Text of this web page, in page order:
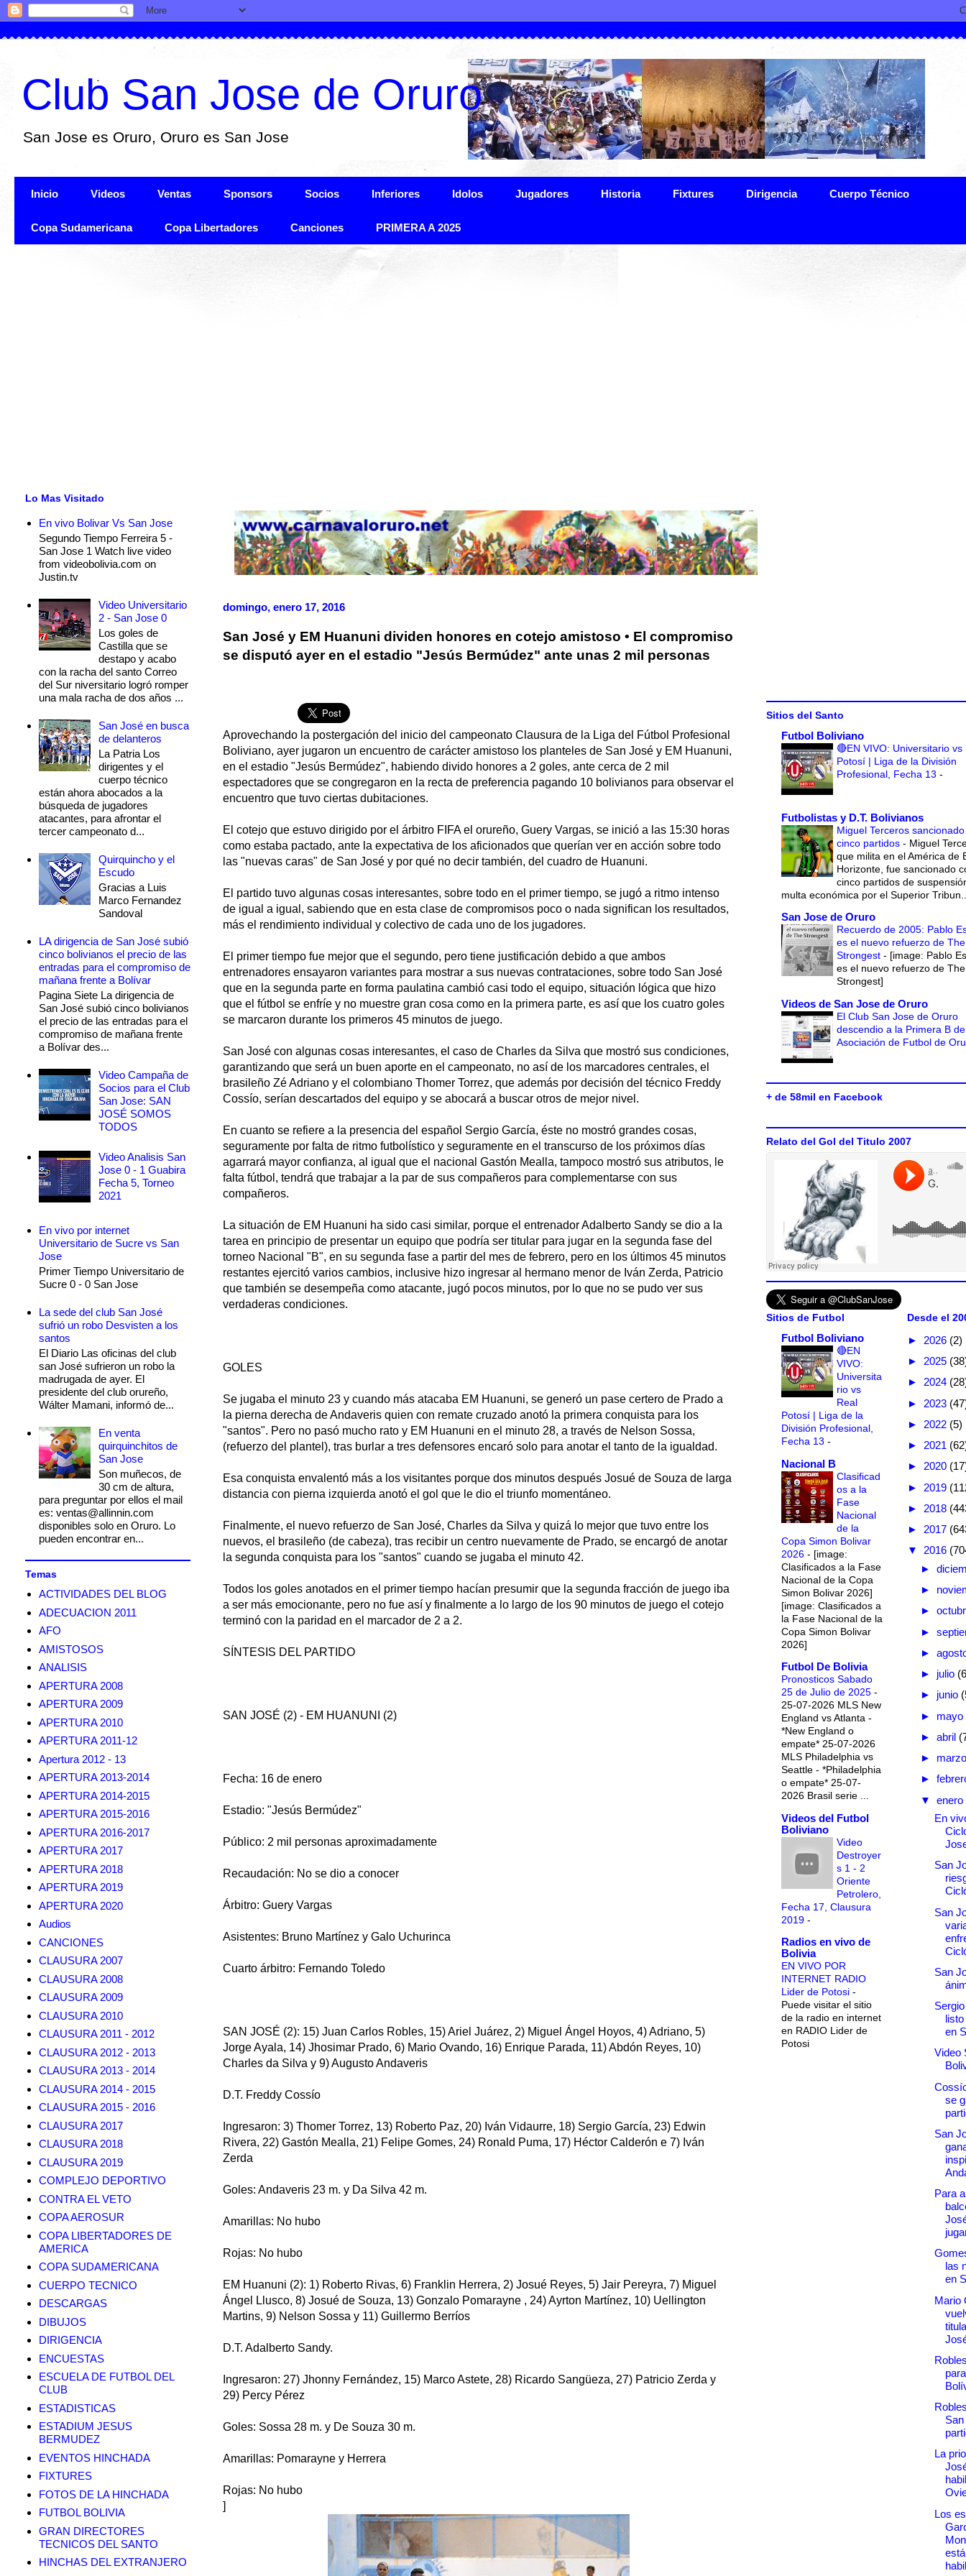
Club San Jose de Oruro
San Jose es Oruro, Oruro es San Jose
Inicio Videos Ventas Sponsors Socios Inferiores Idolos Jugadores Historia Fixtures Dirigencia Cuerpo Técnico
Copa Sudamericana Copa Libertadores Canciones PRIMERA A 2025
domingo, enero 17, 2016
San José y EM Huanuni dividen honores en cotejo amistoso • El compromiso
se disputó ayer en el estadio "Jesús Bermúdez" ante unas 2 mil personas
Aprovechando la postergación del inicio del campeonato Clausura de la Liga del Fútbol Profesional
Boliviano, ayer jugaron un encuentro de carácter amistoso los planteles de San José y EM Huanuni,
en el estadio "Jesús Bermúdez", habiendo divido honores a 2 goles, ante cerca de 2 mil
espectadores que se congregaron en la recta de preferencia pagando 10 bolivianos para observar el
encuentro que tuvo ciertas dubitaciones.
El cotejo que estuvo dirigido por el árbitro FIFA el orureño, Guery Vargas, se inició a las 15:30 horas
como estaba pactado, ante la expectativa de los aficionados que querían ver en acción sobre todo
las "nuevas caras" de San José y por qué no decir también, del cuadro de Huanuni.
El partido tuvo algunas cosas interesantes, sobre todo en el primer tiempo, se jugó a ritmo intenso
de igual a igual, sabiendo que en esta clase de compromisos poco o nada significan los resultados,
más el rendimiento individual y colectivo de cada uno de los jugadores.
El primer tiempo fue mejor que el segundo, pero tiene justificación debido a que ambos
entrenadores ensayaron variantes para mostrar a sus nuevas contrataciones, sobre todo San José
que en la segunda parte en forma paulatina cambió casi todo el equipo, situación lógica que hizo
que el fútbol se enfríe y no muestre gran cosa como en la primera parte, es así que los cuatro goles
se marcaron durante los primeros 45 minutos de juego.
San José con algunas cosas interesantes, el caso de Charles da Silva que mostró sus condiciones,
garantizando que será un buen aporte en el campeonato, no así de los marcadores centrales, el
brasileño Zé Adriano y el colombiano Thomer Torrez, que además por decisión del técnico Freddy
Cossío, serían descartados del equipo y se abocará a buscar otros de mejor nivel.
En cuanto se refiere a la presencia del español Sergio García, éste no mostró grandes cosas,
seguramente por falta de ritmo futbolístico y seguramente en el transcurso de los próximos días
agarrará mayor confianza, al igual que el nacional Gastón Mealla, tampoco mostró sus atributos, le
falta fútbol, tendrá que trabajar a la par de sus compañeros para complementarse con sus
compañeros.
La situación de EM Huanuni ha sido casi similar, porque el entrenador Adalberto Sandy se dio a la
tarea en principio de presentar un equipo que podría ser titular para jugar en la segunda fase del
torneo Nacional "B", en su segunda fase a partir del mes de febrero, pero en los últimos 45 minutos
restantes ejercitó varios cambios, inclusive hizo ingresar al hermano menor de Iván Zerda, Patricio
que también se desempeña como atacante, jugó pocos minutos, por lo que no se pudo ver sus
verdaderas condiciones.
GOLES
Se jugaba el minuto 23 y cuando más atacaba EM Huanuni, se generó un pase certero de Prado a
la pierna derecha de Andaveris quien con remate cruzado anotó la primera conquista para los
"santos". Pero no pasó mucho rato y EM Huanuni en el minuto 28, a través de Nelson Sossa,
(refuerzo del plantel), tras burlar a tres defensores encaró solo para anotar el tanto de la igualdad.
Esa conquista envalentó más a los visitantes porque dos minutos después Josué de Souza de larga
distancia con pierna izquierda anotó el gol que le dio el triunfo momentáneo.
Finalmente, el nuevo refuerzo de San José, Charles da Silva y quizá lo mejor que tuvo entre los
nuevos, el brasileño (de cabeza), tras recibir un centro nuevamente de Prado, se encargó de anotar
la segunda conquista para los "santos" cuando se jugaba el minuto 42.
Todos los goles anotados en el primer tiempo hacían presumir que la segunda fracción de juego iba
a ser más emocionante, pero no fue así y finalmente a lo largo de los 90 minutos de juego el cotejo
terminó con la paridad en el marcador de 2 a 2.
SÍNTESIS DEL PARTIDO
SAN JOSÉ (2) - EM HUANUNI (2)
Fecha: 16 de enero
Estadio: "Jesús Bermúdez"
Público: 2 mil personas aproximadamente
Recaudación: No se dio a conocer
Árbitro: Guery Vargas
Asistentes: Bruno Martínez y Galo Uchurinca
Cuarto árbitro: Fernando Toledo
SAN JOSÉ (2): 15) Juan Carlos Robles, 15) Ariel Juárez, 2) Miguel Ángel Hoyos, 4) Adriano, 5)
Jorge Ayala, 14) Jhosimar Prado, 6) Mario Ovando, 16) Enrique Parada, 11) Abdón Reyes, 10)
Charles da Silva y 9) Augusto Andaveris
D.T. Freddy Cossío
Ingresaron: 3) Thomer Torrez, 13) Roberto Paz, 20) Iván Vidaurre, 18) Sergio García, 23) Edwin
Rivera, 22) Gastón Mealla, 21) Felipe Gomes, 24) Ronald Puma, 17) Héctor Calderón e 7) Iván
Zerda
Goles: Andaveris 23 m. y Da Silva 42 m.
Amarillas: No hubo
Rojas: No hubo
EM Huanuni (2): 1) Roberto Rivas, 6) Franklin Herrera, 2) Josué Reyes, 5) Jair Pereyra, 7) Miguel
Ángel Llusco, 8) Josué de Souza, 13) Gonzalo Pomarayne , 24) Ayrton Martínez, 10) Uellington
Martins, 9) Nelson Sossa y 11) Guillermo Berríos
D.T. Adalberto Sandy.
Ingresaron: 27) Jhonny Fernández, 15) Marco Astete, 28) Ricardo Sangüeza, 27) Patricio Zerda y
29) Percy Pérez
Goles: Sossa 28 m. y De Souza 30 m.
Amarillas: Pomarayne y Herrera
Rojas: No hubo
]
Lo Mas Visitado
En vivo Bolivar Vs San Jose
Segundo Tiempo Ferreira 5 -
San Jose 1 Watch live video
from videobolivia.com on
Justin.tv
Video Universitario
2 - San Jose 0
Los goles de
Castilla que se
destapo y acabo
con la racha del santo Correo
del Sur niversitario logró romper
una mala racha de dos años ...
San José en busca
de delanteros
La Patria Los
dirigentes y el
cuerpo técnico
están ahora abocados a la
búsqueda de jugadores
atacantes, para afrontar el
tercer campeonato d...
Quirquincho y el
Escudo
Gracias a Luis
Marco Fernandez
Sandoval
LA dirigencia de San José subió
cinco bolivianos el precio de las
entradas para el compromiso de
mañana frente a Bolívar
Pagina Siete La dirigencia de
San José subió cinco bolivianos
el precio de las entradas para el
compromiso de mañana frente
a Bolívar des...
Video Campaña de
Socios para el Club
San Jose: SAN
JOSÉ SOMOS
TODOS
Video Analisis San
Jose 0 - 1 Guabira
Fecha 5, Torneo
2021
En vivo por internet
Universitario de Sucre vs San
Jose
Primer Tiempo Universitario de
Sucre 0 - 0 San Jose
La sede del club San José
sufrió un robo Desvisten a los
santos
El Diario Las oficinas del club
san José sufrieron un robo la
madrugada de ayer. El
presidente del club orureño,
Wálter Mamani, informó de...
En venta
quirquinchitos de
San Jose
Son muñecos, de
30 cm de altura,
para preguntar por ellos el mail
es: ventas@allinnin.com
disponibles solo en Oruro. Lo
pueden encontrar en...
Temas
ACTIVIDADES DEL BLOG
ADECUACION 2011
AFO
AMISTOSOS
ANALISIS
APERTURA 2008
APERTURA 2009
APERTURA 2010
APERTURA 2011-12
Apertura 2012 - 13
APERTURA 2013-2014
APERTURA 2014-2015
APERTURA 2015-2016
APERTURA 2016-2017
APERTURA 2017
APERTURA 2018
APERTURA 2019
APERTURA 2020
Audios
CANCIONES
CLAUSURA 2007
CLAUSURA 2008
CLAUSURA 2009
CLAUSURA 2010
CLAUSURA 2011 - 2012
CLAUSURA 2012 - 2013
CLAUSURA 2013 - 2014
CLAUSURA 2014 - 2015
CLAUSURA 2015 - 2016
CLAUSURA 2017
CLAUSURA 2018
CLAUSURA 2019
COMPLEJO DEPORTIVO
CONTRA EL VETO
COPA AEROSUR
COPA LIBERTADORES DE
AMERICA
COPA SUDAMERICANA
CUERPO TECNICO
DESCARGAS
DIBUJOS
DIRIGENCIA
ENCUESTAS
ESCUELA DE FUTBOL DEL
CLUB
ESTADISTICAS
ESTADIUM JESUS
BERMUDEZ
EVENTOS HINCHADA
FIXTURES
FOTOS DE LA HINCHADA
FUTBOL BOLIVIA
GRAN DIRECTORES
TECNICOS DEL SANTO
HINCHAS DEL EXTRANJERO
Sitios del Santo
Futbol Boliviano
🔴EN VIVO: Universitario vs
Potosí | Liga de la División
Profesional, Fecha 13 -
Futbolistas y D.T. Bolivianos
Miguel Terceros
cinco partidos - Miguel
que milita en el América de
Horizonte, fue sancionado
cinco partidos de
multa económica por el Superior
San Jose de Oruro
Recuerdo de 2005: Pablo
es el nuevo refuerzo de The
Strongest - [image: Pablo
es el nuevo refuerzo de The
Strongest]
Videos de San Jose de Oruro
El Club San Jose de Oruro
descendio a la Primera B
Asociación de Futbol de
+ de 58mil en Facebook
Relato del Gol del Titulo 2007
Sitios de Futbol
Futbol Boliviano
🔴EN
VIVO:
Universita
rio vs
Real
Potosí | Liga de la
División Profesional,
Fecha 13 -
Nacional B
Clasificad
os a la
Fase
Nacional
de la
Copa Simon Bolivar
2026 - [image:
Clasificados a la Fase
Nacional de la Copa
Simon Bolivar 2026]
[image: Clasificados a
la Fase Nacional de la
Copa Simon Bolivar
2026]
Futbol De Bolivia
Pronosticos Sabado
25 de Julio de 2025 -
25-07-2026 MLS New
England vs Atlanta -
*New England o
empate* 25-07-2026
MLS Philadelphia vs
Seattle - *Philadelphia
o empate* 25-07-
2026 Brasil serie ...
Videos del Futbol
Boliviano
Video
Destroyer
s 1 - 2
Oriente
Petrolero,
Fecha 17, Clausura
2019 -
Radios en vivo de
Bolivia
EN VIVO POR
INTERNET RADIO
Lider de Potosi -
Puede visitar el sitio
de la radio en internet
en RADIO Lider de
Potosi
Desde el
► 2026 (2)
► 2025
► 2024
► 2023
► 2022 (5)
► 2021
► 2020
► 2019
► 2018
► 2017
▼ 2016
►
►
►
►
►
► julio
► junio
► mayo
► abril
►
►
▼ enero
En
San
San
San
en
Video
se
San
Para
las
en
Mario
La
Los